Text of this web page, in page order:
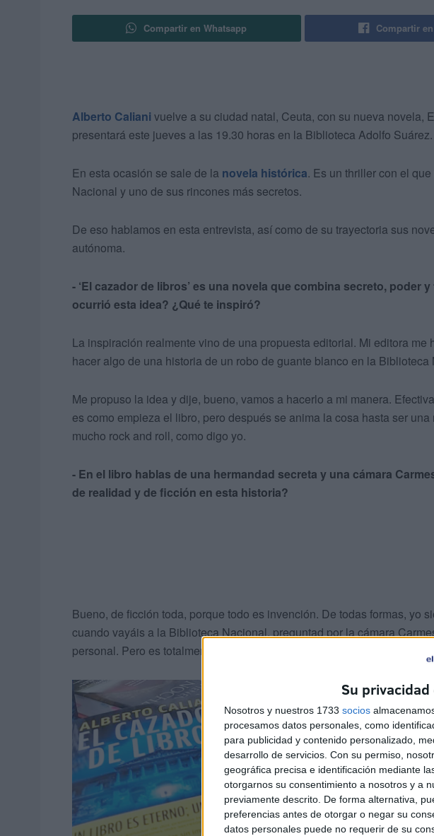
Su
Nosotros y nuestros 1733 socios
procesamos datos personales, como
para publicidad y contenido personalizado,
desarrollo de servicios. Con su permiso,
geográfica precisa e identificación mediante
otorgarnos su consentimiento a nosotros y a
previamente descrito. De forma alternativa,
preferencias antes de otorgar o negar su
datos personales puede no requerir de su
Compartir en Whatsapp Compartir
Alberto Caliani vuelve a su ciudad natal, Ceuta, con su nueva novela,
presentará este jueves a las 19.30 horas en la Biblioteca Adolfo Suárez.
En esta ocasión se sale de la novela histórica. Es un thriller con el
Nacional y uno de sus rincones más secretos.
De eso hablamos en esta entrevista, así como de su trayectoria sus
autónoma.
- ‘El cazador de libros’ es una novela que combina secreto, poder
ocurrió esta idea? ¿Qué te inspiró?
La inspiración realmente vino de una propuesta editorial. Mi editora me
hacer algo de una historia de un robo de guante blanco en la
Me propuso la idea y dije, bueno, vamos a hacerlo a mi manera.
es como empieza el libro, pero después se anima la cosa hasta ser
mucho rock and roll, como digo yo.
- En el libro hablas de una hermandad secreta y una cámara
de realidad y de ficción en esta historia?
Bueno, de ficción toda, porque todo es invención. De todas formas, yo
cuando vayáis a la Biblioteca Nacional, preguntad por la cámara
personal. Pero es totalmente invención, es ficción.